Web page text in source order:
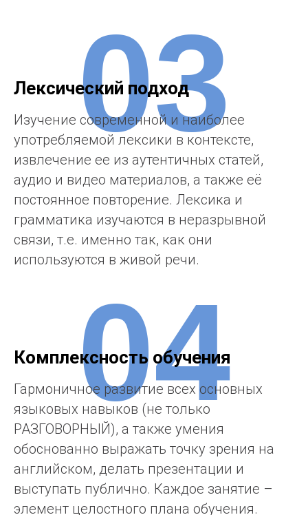
Лексический подход
Изучение современной и наиболее
употребляемой лексики в контексте,
извлечение ее из аутентичных статей,
аудио и видео материалов, а также её
постоянное повторение. Лексика и
грамматика изучаются в неразрывной
связи, т.е. именно так, как они
используются в живой речи.
03
Комплексность обучения
Гармоничное развитие всех основных
языковых навыков (не только
РАЗГОВОРНЫЙ), а также умения
обоснованно выражать точку зрения на
английском, делать презентации и
выступать публично. Каждое занятие –
элемент целостного плана обучения.
04